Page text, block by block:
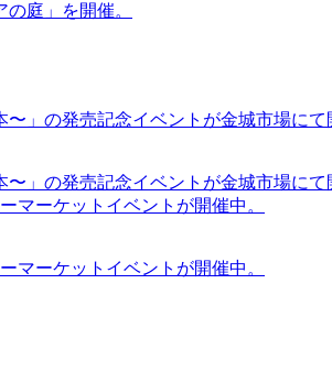
庭」を開催。
」の発売記念イベントが金城市場にて
」の発売記念イベントが金城市場にて
マーケットイベントが開催中。
マーケットイベントが開催中。